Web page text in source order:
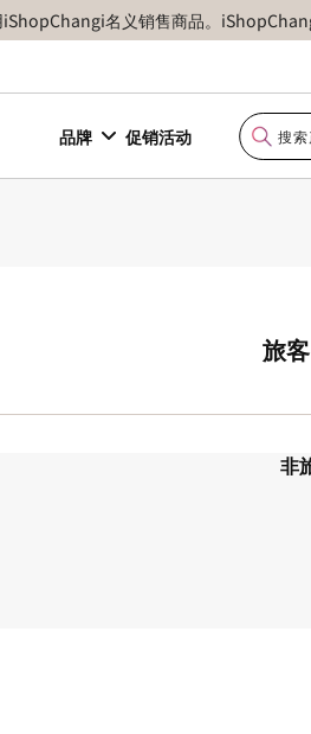
名义销售商品。
品牌 促销活动
旅客
非